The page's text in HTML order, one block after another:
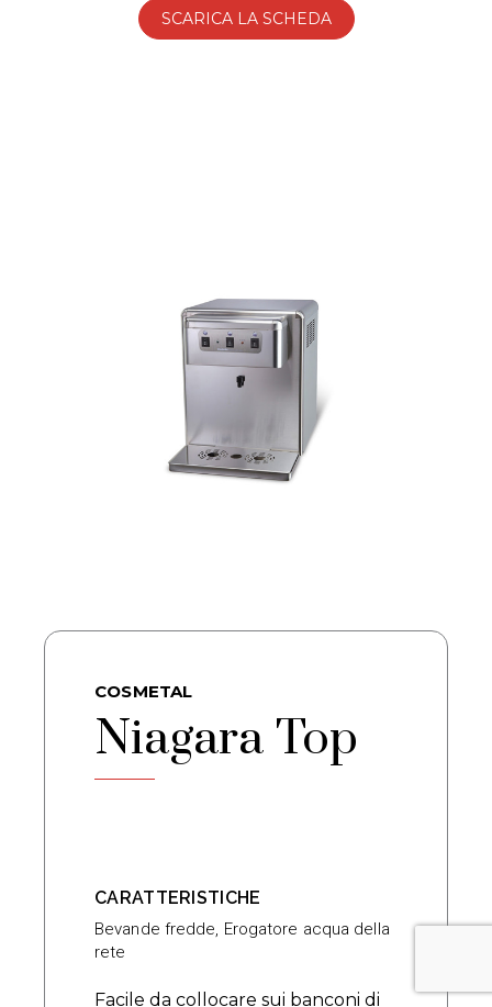
SCARICA LA SCHEDA
COSMETAL
Niagara Top
CARATTERISTICHE
Bevande fredde, Erogatore acqua della
rete
Facile da collocare sui banconi di